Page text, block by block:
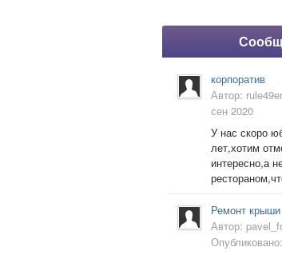
корпоратив
Автор:
сен 2020
У нас скоро
лет,хотим
интересно,а
Ремонт крыши
Автор:
Опубликовано: